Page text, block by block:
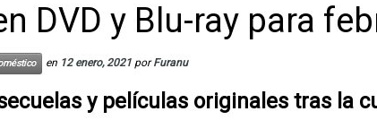
DVD y Blu-ray para
en 12 enero, 2021 porFuranu
y películas originales tras la